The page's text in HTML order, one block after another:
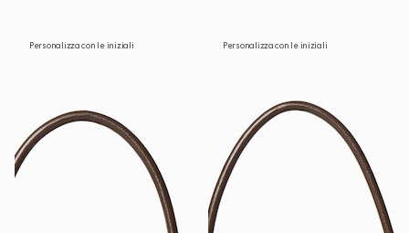
Personalizza con le iniziali Personalizza con le iniziali